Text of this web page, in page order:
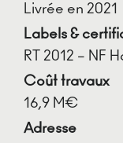
Livrée en 2021
Labels &
RT 2012 – NF
Coût travaux
16,9 M€
Adresse